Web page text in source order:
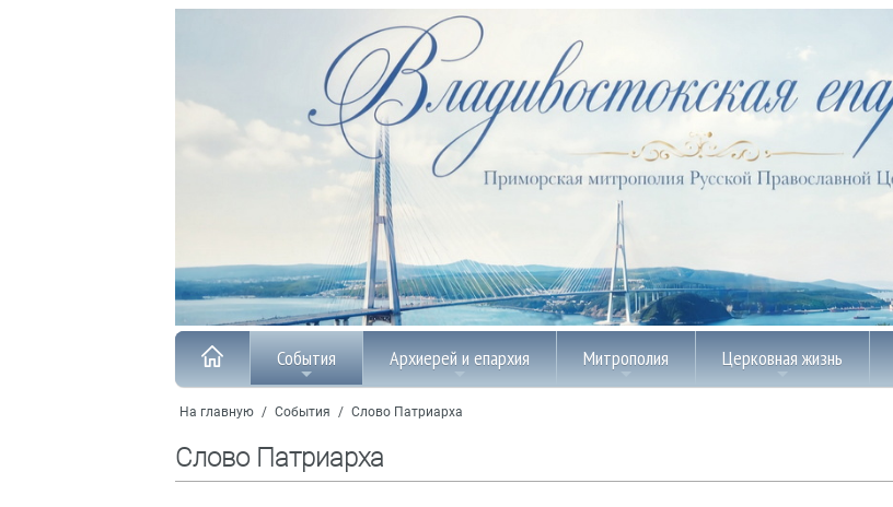
События Архиерей и епархия Митрополия Церковная жизнь
На главную / События / Слово Патриарха
Слово Патриарха